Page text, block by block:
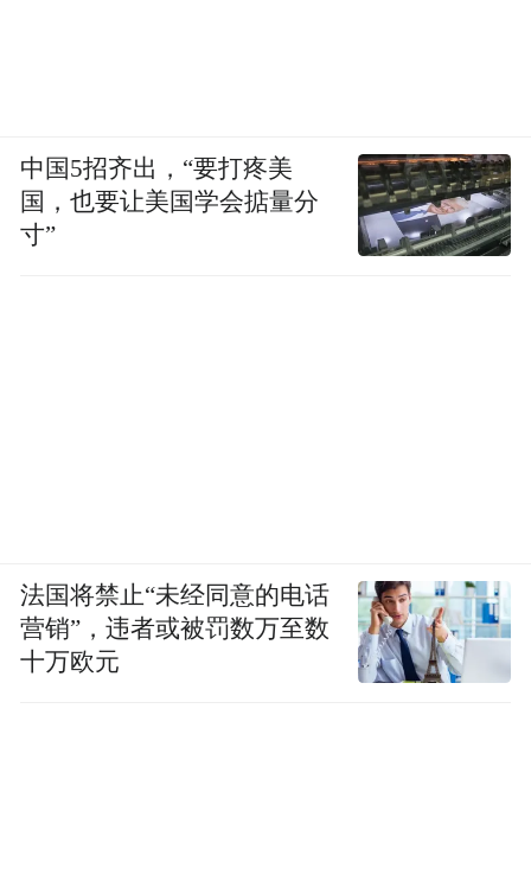
中国5招齐出，“要打疼美
国，也要让美国学会掂量分
寸”
法国将禁止“未经同意的电话
营销”，违者或被罚数万至数
十万欧元